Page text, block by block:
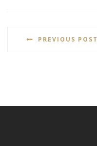
PREVIOUS POST